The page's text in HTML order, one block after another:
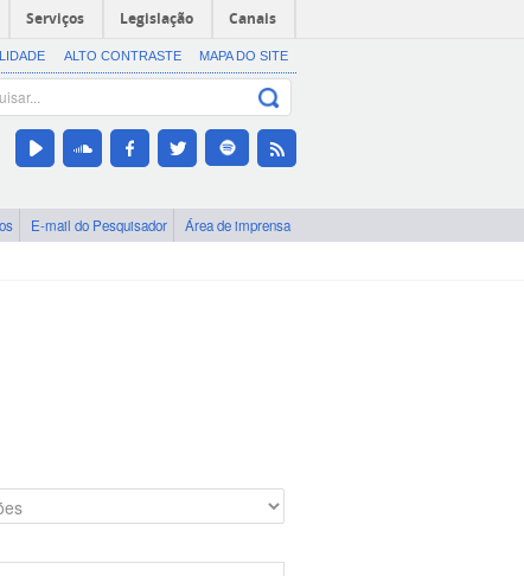
Serviços Legislação Canais
ALTO CONTRASTE MAPA DO SITE
E-mail do Pesquisador Área de imprensa